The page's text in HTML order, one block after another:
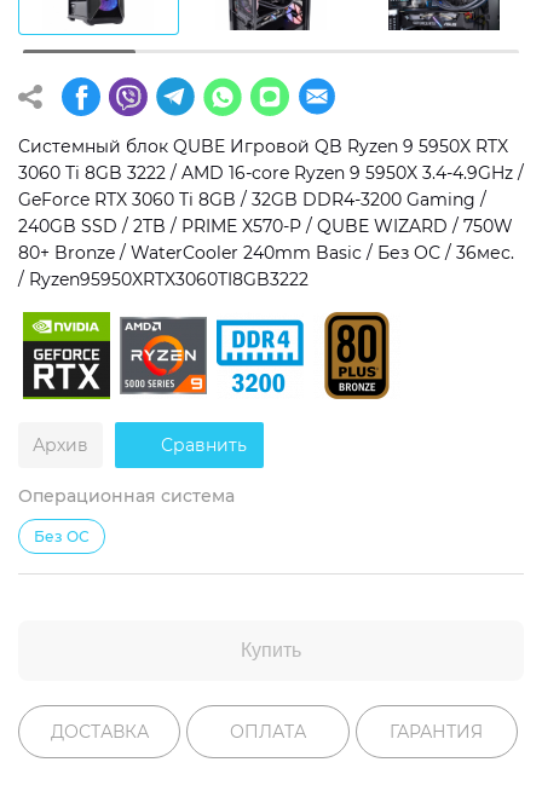
Операционная система
Windows 11 Home
Windows 11 Pro
Без ОС
Тип накопителя
SSD
HDD
SSD + HDD
Дополнительно
RGB-подсветка
Разблокированный множитель CPU
Сверхбыстрый M.2 SSD NVME
Системный блок QUBE Игровой QB Ryzen 9 5950X RTX
3060 Ti 8GB 3222 / AMD 16-core Ryzen 9 5950X 3.4-4.9GHz /
GeForce RTX 3060 Ti 8GB / 32GB DDR4-3200 Gaming /
240GB SSD / 2TB / PRIME X570-P / QUBE WIZARD / 750W
80+ Bronze / WaterCooler 240mm Basic / Без ОС / 36мес.
/ Ryzen95950XRTX3060TI8GB3222
Архив Сравнить
Операционная система
Без ОС
Купить
ДОСТАВКА ОПЛАТА ГАРАНТИЯ